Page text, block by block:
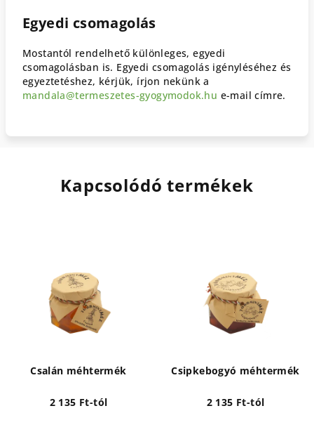
Egyedi csomagolás
Mostantól rendelhető különleges, egyedi
csomagolásban is. Egyedi csomagolás igényléséhez és
egyeztetéshez, kérjük, írjon nekünk a
mandala@termeszetes-gyogymodok.hu e-mail címre.
Kapcsolódó termékek
Csalán méhtermék
2 135 Ft-tól
Csipkebogyó méhtermék
2 135 Ft-tól